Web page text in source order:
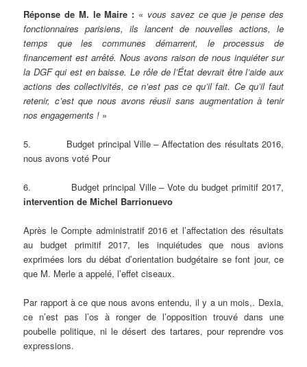
Réponse de M. le Maire : « vous savez ce que je pense des
fonctionnaires parisiens, ils lancent de nouvelles actions, le
temps que les communes démarrent, le processus de
financement est arrêté. Nous avons raison de nous inquiéter sur
la DGF qui est en baisse. Le rôle de l’État devrait être l’aide aux
actions des collectivités, ce n’est pas ce qu’il fait. Ce qu’il faut
retenir, c’est que nous avons réusii sans augmentation à tenir
nos engagements ! »
5. Budget principal Ville – Affectation des résultats 2016,
nous avons voté Pour
6. Budget principal Ville – Vote du budget primitif 2017,
intervention de Michel Barrionuevo
Après le Compte administratif 2016 et l’affectation des résultats
au budget primitif 2017, les inquiétudes que nous avions
exprimées lors du débat d’orientation budgétaire se font jour, ce
que M. Merle a appelé, l’effet ciseaux.
Par rapport à ce que nous avons entendu, il y a un mois,. Dexia,
ce n’est pas l’os à ronger de l’opposition trouvé dans une
poubelle politique, ni le désert des tartares, pour reprendre vos
expressions.